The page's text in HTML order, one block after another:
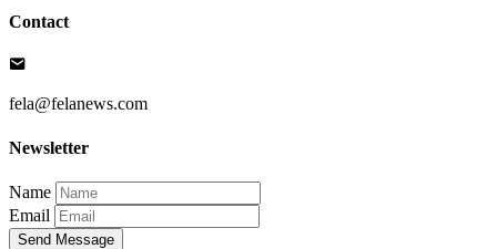
Contact
fela@felanews.com
Newsletter
Name
Email
Send Message